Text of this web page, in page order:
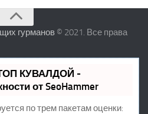
гурманов © 2021. Все права
КУВАЛДОЙ -
от SeoHammer
по трем пакетам оценки: